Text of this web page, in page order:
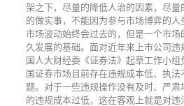
架之下，尽量的降低人治的因素，尽
的做实事，不能因为参与市场博弈的
市场波动始终会过去的，但是一个市
久发展的基础。面对近年来上市公司
国人大财经委《证券法》起草工作小
国证券市场目前存在违规成本低、执
题。对于一些违规操作没有及时、严
的违规成本过低，这在客观上就是对违